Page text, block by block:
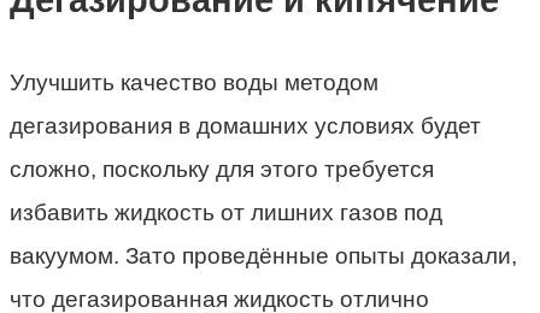
Улучшить качество воды методом
дегазирования в домашних условиях будет
сложно, поскольку для этого требуется
избавить жидкость от лишних газов под
вакуумом. Зато проведённые опыты доказали,
что дегазированная жидкость отлично